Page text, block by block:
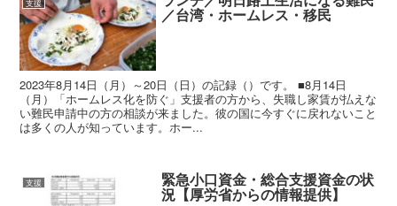
支援
／台湾・ホームレス・移民
2023年8月14日（月）～20日（日）の記録（）です。 ■8月14日
（月）「ホームレス化を防ぐ」支援者の方から、失職し家賃が払えな
い難民申請中の方の相談が来ました。彼の国に今すぐに戻れないこと
は多くの人が知っています。ホー...
支援 緊急小口資金・総合支援資金の状
況【厚労省からの情報提供】